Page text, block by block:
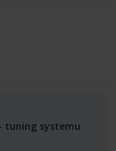
tuning systemu